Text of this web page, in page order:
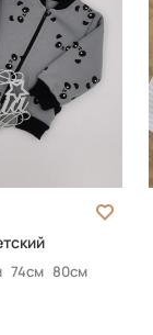
74см 80см